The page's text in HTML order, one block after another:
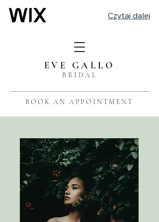
Czytaj dalej